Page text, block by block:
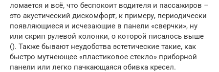
ломается и всё, что беспокоит водителя и пассажиров –
это акустический дискомфорт, к примеру, периодически
появляющиеся и исчезающие в панели «сверчки», ну
или скрип рулевой колонки, о которой писалось выше
(). Также бывают неудобства эстетические такие, как
быстро мутнеющее «пластиковое стекло» приборной
панели или легко пачкающаяся обивка кресел.